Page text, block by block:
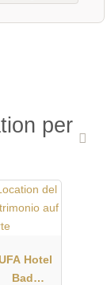
per
Hotel
Bad